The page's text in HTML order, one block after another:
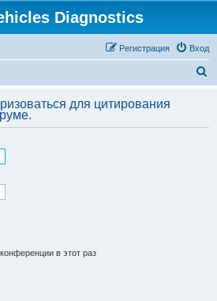
Diagnostics
Вход
Регистрация
с
для цитирования
в этот раз